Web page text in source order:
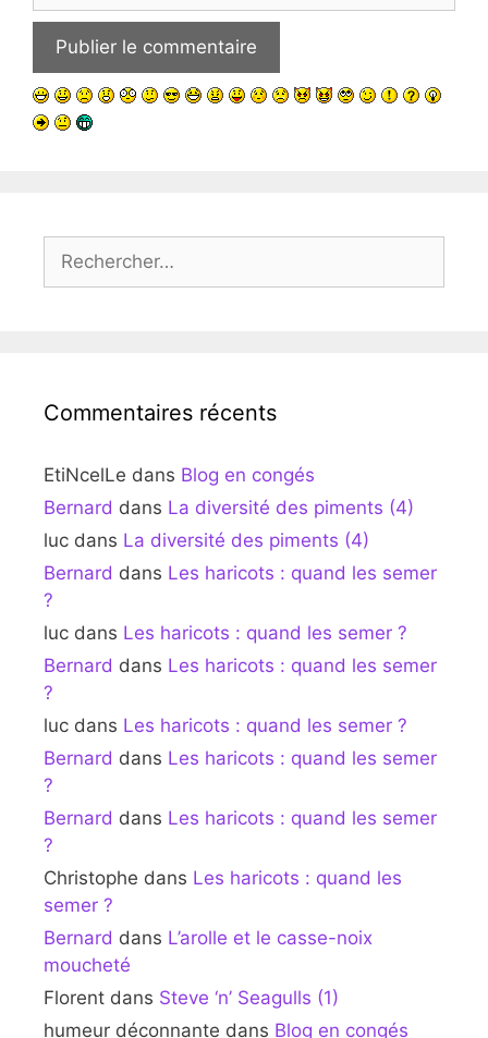
Commentaires récents
EtiNcelLe dans Blog en congés
Bernard dans La diversité des piments (4)
luc dans La diversité des piments (4)
Bernard dans Les haricots : quand les semer
?
luc dans Les haricots : quand les semer ?
Bernard dans Les haricots : quand les semer
?
luc dans Les haricots : quand les semer ?
Bernard dans Les haricots : quand les semer
?
Bernard dans Les haricots : quand les semer
?
Christophe dans Les haricots : quand les
semer ?
Bernard dans L’arolle et le casse-noix
moucheté
Florent dans Steve ‘n’ Seagulls (1)
humeur déconnante dans Blog en congés